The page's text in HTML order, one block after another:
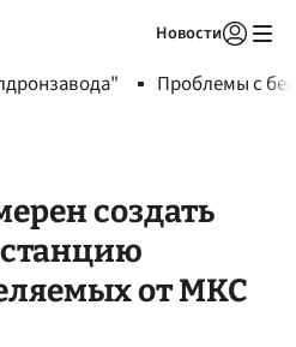
Новости
Проблемы с
создать
от МКС